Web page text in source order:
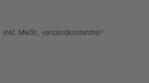
inkl. MwSt., versandkostenfrei*